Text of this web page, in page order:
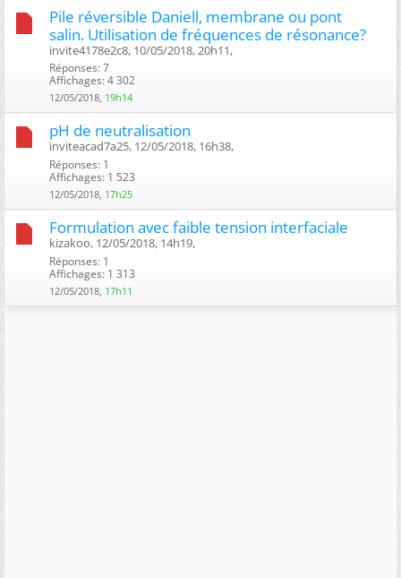
Pile réversible Daniell, membrane ou pont
salin. Utilisation de fréquences de résonance?
invite4178e2c8, 10/05/2018, 20h11, ‎
Réponses: 7
Affichages: 4 302
12/05/2018, 19h14
pH de neutralisation
inviteacad7a25, 12/05/2018, 16h38, ‎
Réponses: 1
Affichages: 1 523
12/05/2018, 17h25
Formulation avec faible tension interfaciale
kizakoo, 12/05/2018, 14h19, ‎
Réponses: 1
Affichages: 1 313
12/05/2018, 17h11